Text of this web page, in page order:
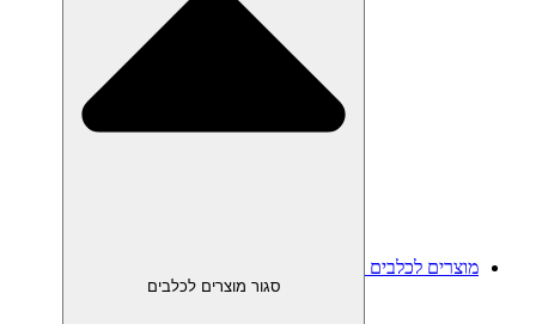
מוצרים לכלבים
סגור מוצרים לכלבים